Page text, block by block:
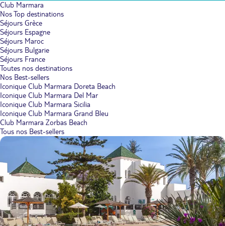
Club Marmara
Nos Top destinations
Séjours Grèce
Séjours Espagne
Séjours Maroc
Séjours Bulgarie
Séjours France
Toutes nos destinations
Nos Best-sellers
Iconique Club Marmara Doreta Beach
Iconique Club Marmara Del Mar
Iconique Club Marmara Sicilia
Iconique Club Marmara Grand Bleu
Club Marmara Zorbas Beach
Tous nos Best-sellers